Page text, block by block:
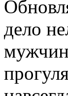
дело